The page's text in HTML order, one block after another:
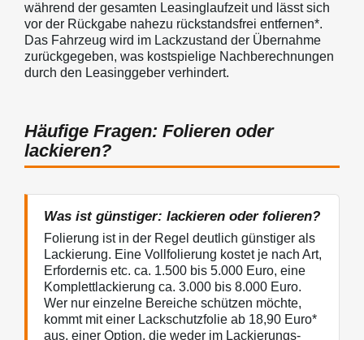
während der gesamten Leasinglaufzeit und lässt sich
vor der Rückgabe nahezu rückstandsfrei entfernen*.
Das Fahrzeug wird im Lackzustand der Übernahme
zurückgegeben, was kostspielige Nachberechnungen
durch den Leasinggeber verhindert.
Häufige Fragen: Folieren oder
lackieren?
Was ist günstiger: lackieren oder folieren?
Folierung ist in der Regel deutlich günstiger als
Lackierung. Eine Vollfolierung kostet je nach Art,
Erfordernis etc. ca. 1.500 bis 5.000 Euro, eine
Komplettlackierung ca. 3.000 bis 8.000 Euro.
Wer nur einzelne Bereiche schützen möchte,
kommt mit einer Lackschutzfolie ab 18,90 Euro*
aus, einer Option, die weder im Lackierungs-